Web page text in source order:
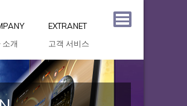
소개
EXTRANET
고객 서비스